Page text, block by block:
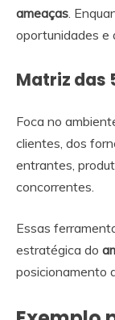
ameaças.
oportunidades e
Matriz das
Foca no
clientes, dos
entrantes,
concorrentes.
Essas
estratégica do
posicionamento